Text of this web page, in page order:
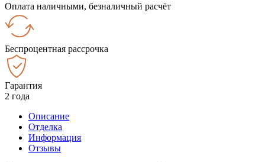
Оплата наличными, безналичный расчёт
Беспроцентная рассрочка
Гарантия
2 года
Описание
Отделка
Информация
Отзывы